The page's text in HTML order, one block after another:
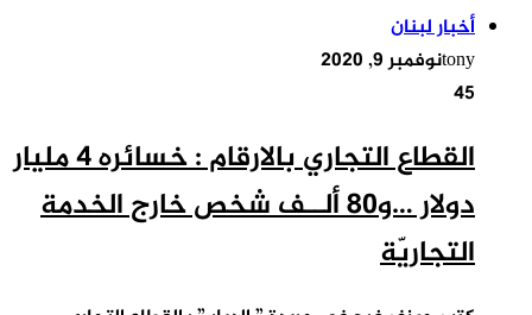
أخبار لبنان
tonyنوفمبر 9, 2020
45
القطاع التجاري بالارقام : خسائره 4 مليار
دولار …و80 ألــف شخص خارج الخدمة
التجاريّة